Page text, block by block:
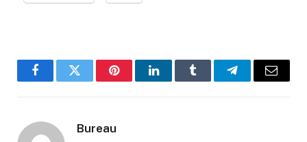
FacebookTwitter PinterestLinkedInTumblr TelegramEmail
Bureau